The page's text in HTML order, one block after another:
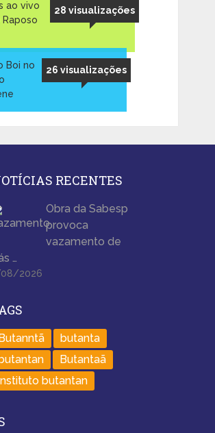
28 visualizações
ao vivo
Raposo
26 visualizações
Boi no
RECENTES
Obra da Sabesp
provoca
vazamento de
…
2026
Butanntã
butanta
butantan
Butantaã
butantan